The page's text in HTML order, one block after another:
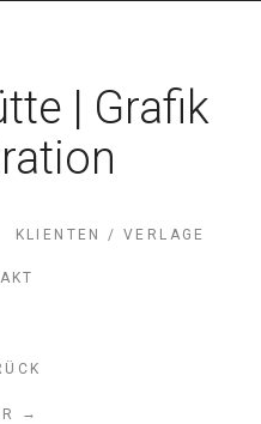
| Grafik
KLIENTEN / VERLAGE
→